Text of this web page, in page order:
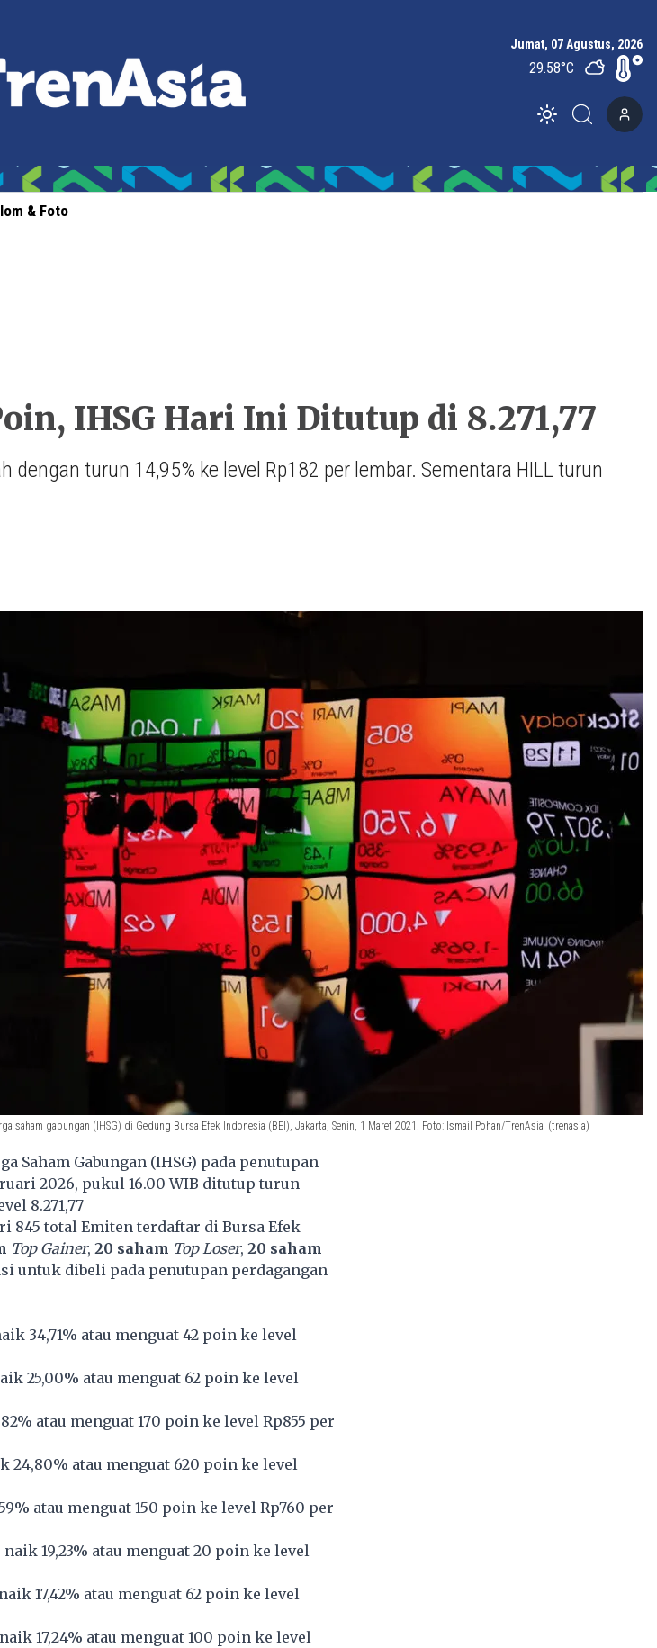
Jumat, 07 Agustus, 2026
29.58°C
Toggle theme
& Foto
IHSG Hari Ini Ditutup di 8.271,77
dengan turun 14,95% ke level Rp182 per lembar. Sementara HILL turun
saham gabungan (IHSG) di Gedung Bursa Efek Indonesia (BEI), Jakarta, Senin, 1 Maret 2021. Foto: Ismail Pohan/TrenAsia (trenasia)
Saham Gabungan (IHSG) pada penutupan
2026, pukul 16.00 WIB ditutup turun
8.271,77
845 total Emiten terdaftar di Bursa Efek
Top Gainer, 20 saham Top Loser, 20 saham
untuk dibeli pada penutupan perdagangan
34,71% atau menguat 42 poin ke level
25,00% atau menguat 62 poin ke level
atau menguat 170 poin ke level Rp855 per
24,80% atau menguat 620 poin ke level
atau menguat 150 poin ke level Rp760 per
naik 19,23% atau menguat 20 poin ke level
17,42% atau menguat 62 poin ke level
17,24% atau menguat 100 poin ke level